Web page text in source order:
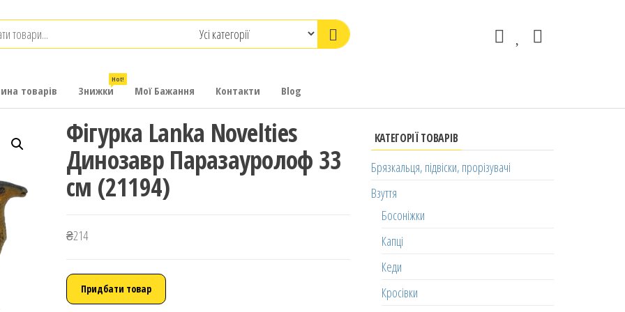
товарів Знижки
Hot!
Мої Бажання Контакти Blog
Фігурка Lanka Novelties
Динозавр Паразауролоф 33
см (21194)
₴214
Придбати товар
КАТЕГОРІЇ ТОВАРІВ
Брязкальця, підвіски, прорізувачі
Взуття
Босоніжки
Капці
Кеди
Кросівки